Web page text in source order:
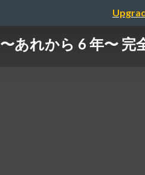
〜あれから 6 年〜 完